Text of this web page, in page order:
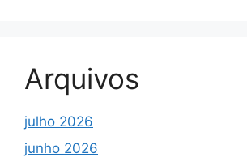
Arquivos
julho 2026
junho 2026